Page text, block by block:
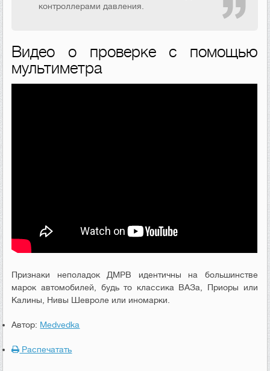
контроллерами давления.
Видео о проверке с помощью
мультиметра
Признаки неполадок ДМРВ идентичны на большинстве
марок автомобилей, будь то классика ВАЗа, Приоры или
Калины, Нивы Шевроле или иномарки.
Автор: Medvedka
Распечатать